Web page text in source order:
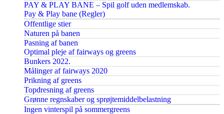
PAY & PLAY BANE – Spil golf uden medlemskab.
Pay & Play bane (Regler)
Offentlige stier
Naturen på banen
Pasning af banen
Optimal pleje af fairways og greens
Bunkers 2022.
Målinger af fairways 2020
Prikning af greens
Topdresning af greens
Grønne regnskaber og sprøjtemiddelbelastning
Ingen vinterspil på sommergreens